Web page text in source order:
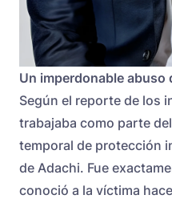
Un imperdonable abuso
Según el reporte de los
trabajaba como parte
temporal de protección
de Adachi. Fue
conoció a la víctima